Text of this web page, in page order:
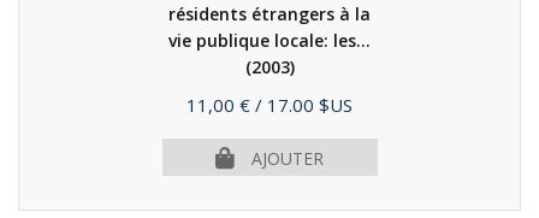
résidents étrangers à la
vie publique locale: les...
(2003)
Prix
11,00 € / 17.00 $US
AJOUTER